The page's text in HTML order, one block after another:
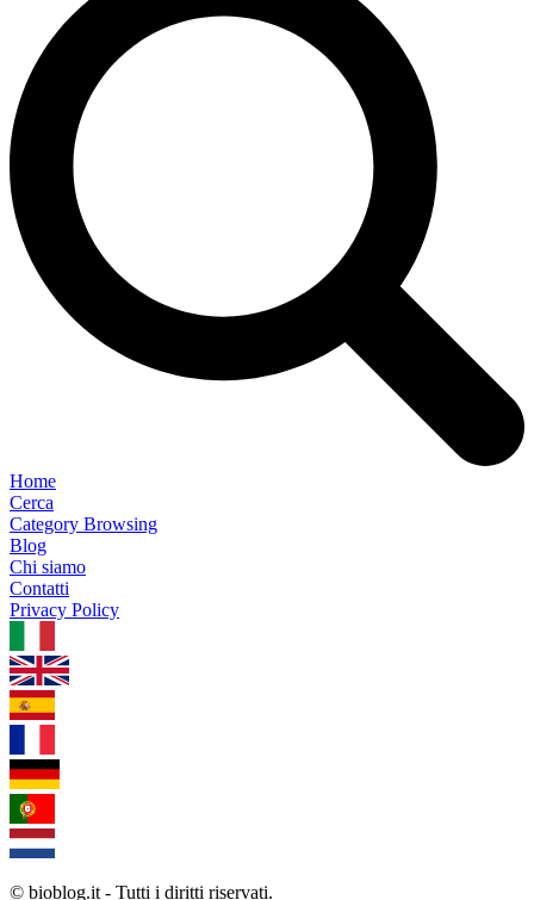
Home
Cerca
Category Browsing
Blog
Chi siamo
Contatti
Privacy Policy
© bioblog.it - Tutti i diritti riservati.